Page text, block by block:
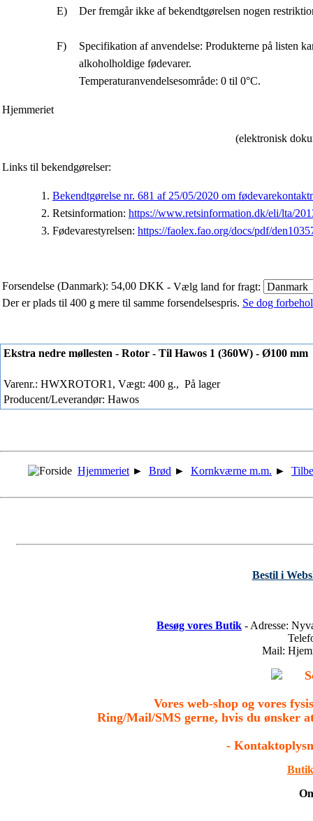
Der fremgår ikke af bekendtgørelsen nogen
Specifikation af anvendelse: Produkterne på listen
alkoholholdige fødevarer.
Temperaturanvendelsesområde: 0 til 0°C.
Hjemmeriet
(elektronisk
Links til bekendgørelser:
Bekendtgørelse nr. 681 af 25/05/2020 om
Retsinformation: https://www.retsinformation.dk/eli/lta/
Fødevarestyrelsen: https://faolex.fao.org/docs/pdf/
Forsendelse (Danmark): 54,00 DKK - Vælg land for fragt:
Der er plads til 400 g mere til samme forsendelsespris. Se dog
Ekstra nedre møllesten - Rotor - Til Hawos 1 (360W) - Ø100 mm
Varenr.: HWXROTOR1, Vægt: 400 g., På lager
Producent/Leverandør: Hawos
Hjemmeriet ► Brød ► Kornkværne m.m. ►
Bestil i
Besøg vores Butik - Adresse:
Mail:
Vores web-shop og vores
Ring/Mail/SMS gerne, hvis du ønsker
-